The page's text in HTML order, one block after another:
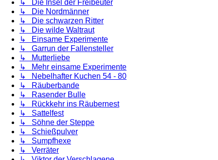
↳ Die Insel der Freibeuter
↳ Die Nordmänner
↳ Die schwarzen Ritter
↳ Die wilde Waltraut
↳ Einsame Experimente
↳ Garrun der Fallensteller
↳ Mutterliebe
↳ Mehr einsame Experimente
↳ Nebelhafter Kuchen 54 - 80
↳ Räuberbande
↳ Rasender Bulle
↳ Rückkehr ins Räubernest
↳ Sattelfest
↳ Söhne der Steppe
↳ Schießpulver
↳ Sumpfhexe
↳ Verräter